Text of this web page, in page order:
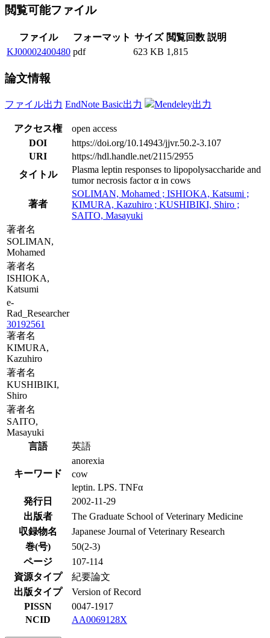
閲覧可能ファイル
ファイル フォーマット サイズ 閲覧回数 説明
KJ00002400480 pdf 623 KB 1,815
論文情報
ファイル出力 EndNote Basic出力 Mendeley出力
アクセス権
open access
DOI
https://doi.org/10.14943/jjvr.50.2-3.107
URI
https://hdl.handle.net/2115/2955
タイトル
Plasma leptin responses to lipopolysaccharide and
tumor necrosis factor α in cows
著者
SOLIMAN, Mohamed ; ISHIOKA, Katsumi ;
KIMURA, Kazuhiro ; KUSHIBIKI, Shiro ;
SAITO, Masayuki
著者名
SOLIMAN,
Mohamed
著者名
ISHIOKA,
Katsumi
e-
Rad_Researcher
30192561
著者名
KIMURA,
Kazuhiro
著者名
KUSHIBIKI,
Shiro
著者名
SAITO,
Masayuki
言語
英語
キーワード
anorexia
cow
leptin. LPS. TNFα
発行日
2002-11-29
出版者
The Graduate School of Veterinary Medicine
収録物名
Japanese Journal of Veterinary Research
巻(号)
50(2-3)
ページ
107-114
資源タイプ
紀要論文
出版タイプ
Version of Record
PISSN
0047-1917
NCID
AA0069128X